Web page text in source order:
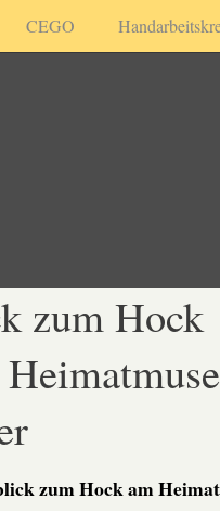
CEGO
zum Hock
zum Hock am